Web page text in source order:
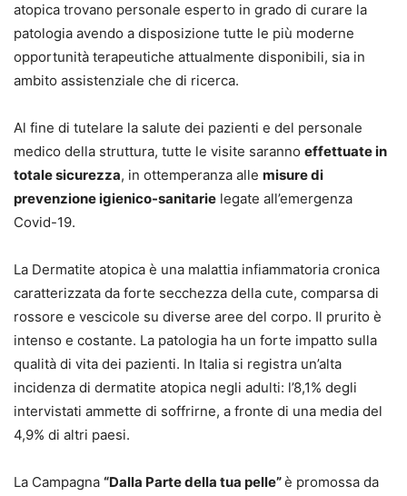
atopica trovano personale esperto in grado di curare la
patologia avendo a disposizione tutte le più moderne
opportunità terapeutiche attualmente disponibili, sia in
ambito assistenziale che di ricerca.
Al fine di tutelare la salute dei pazienti e del personale
medico della struttura, tutte le visite saranno effettuate in
totale sicurezza, in ottemperanza alle misure di
prevenzione igienico-sanitarie legate all’emergenza
Covid-19.
La Dermatite atopica è una malattia infiammatoria cronica
caratterizzata da forte secchezza della cute, comparsa di
rossore e vescicole su diverse aree del corpo. Il prurito è
intenso e costante. La patologia ha un forte impatto sulla
qualità di vita dei pazienti. In Italia si registra un’alta
incidenza di dermatite atopica negli adulti: l’8,1% degli
intervistati ammette di soffrirne, a fronte di una media del
4,9% di altri paesi.
La Campagna “Dalla Parte della tua pelle”è promossa da